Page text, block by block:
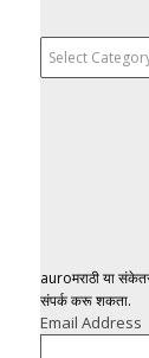
auroमराठी या
संपर्क करू शकता.
Email Address